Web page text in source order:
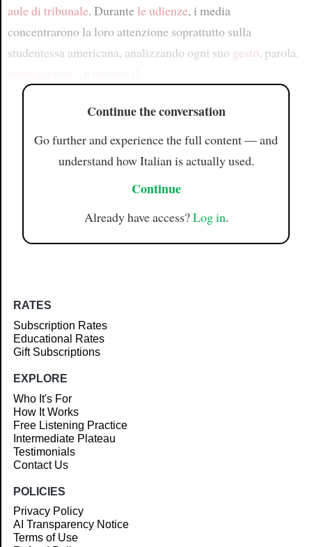
aule di tribunale. Durante le udienze, i media
concentrarono la loro attenzione soprattutto sulla
studentessa americana, analizzando ogni suo gesto, parola,
Continue the conversation
Go further and experience the full content — and
understand how Italian is actually used.
Continue
Already have access?Log in.
RATES
Subscription Rates
Educational Rates
Gift Subscriptions
EXPLORE
Who It's For
How It Works
Free Listening Practice
Intermediate Plateau
Testimonials
Contact Us
POLICIES
Privacy Policy
AI Transparency Notice
Terms of Use